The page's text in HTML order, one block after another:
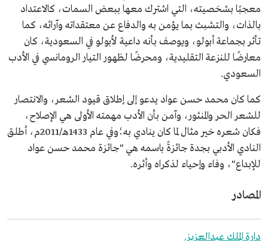
معجبًا بشخصيته، التي اشترك معها ببعض السمات، كالاعتداد
بالذات، والتشبث بما يؤمن به والدفاع عن معتقداته وآرائه، كما
تأثر بجماعة أبولو، ويوصف بأنه داعية لأبولو في السعودية، كان
معارضًا للنزعة التقليدية، ومحرضًا لظهور التيار الرومانسي في الأدب
السعودي.
كما كان محمد حسن عواد يدعو إلى إطلاق قيود الشعر، والانتصار
للشعر الحر والمنثور، وآمن بأن الأدب مهمته الأولى هي الإصلاح،
فكان شعره خير مثال لما كان ينادي به؛وفي عام 1433هـ/2011م، أطلق
النادي الأدبي بجدة جائزةً باسمه هي "جائزة محمد حسن عواد
للإبداع"، وفاء وإحياء لذكراه وأثره.
المصادر
دارة الملك عبدالعزيز.